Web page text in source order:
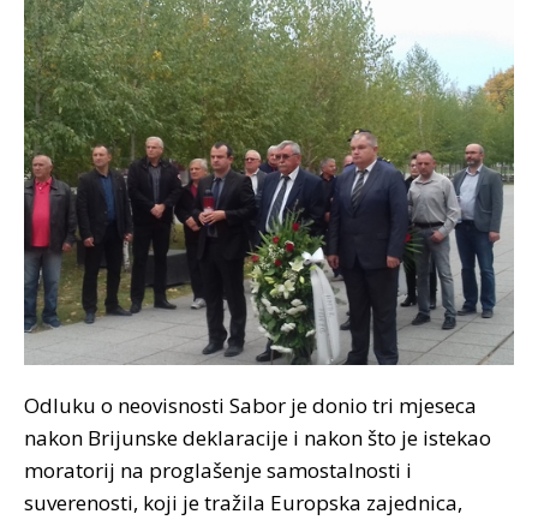
Odluku o neovisnosti Sabor je donio tri mjeseca
nakon Brijunske deklaracije i nakon što je istekao
moratorij na proglašenje samostalnosti i
suverenosti, koji je tražila Europska zajednica,